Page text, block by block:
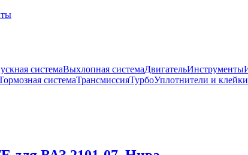
системаВыхлопная системаДвигательИнструменты
системаТрансмиссияТурбоУплотнители и